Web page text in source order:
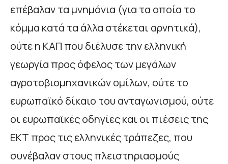
επέβαλαν τα μνημόνια (για τα οποία το
κόμμα κατά τα άλλα στέκεται αρνητικά),
ούτε η ΚΑΠ που διέλυσε την ελληνική
γεωργία προς όφελος των μεγάλων
αγροτοβιομηχανικών ομίλων, ούτε το
ευρωπαϊκό δίκαιο του ανταγωνισμού, ούτε
οι ευρωπαϊκές οδηγίες και οι πιέσεις της
ΕΚΤ προς τις ελληνικές τράπεζες, που
συνέβαλαν στους πλειστηριασμούς